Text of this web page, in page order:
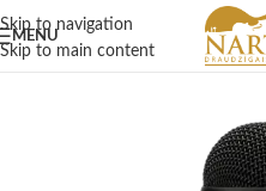
Skip to navigation
Skip to main content
MENU